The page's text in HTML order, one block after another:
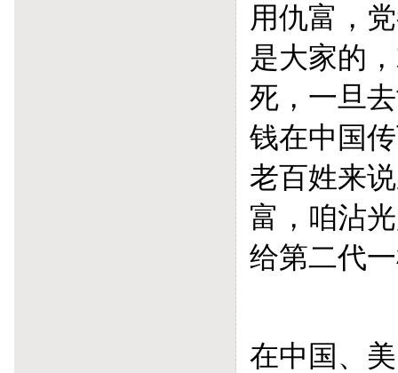
用仇富，
是大家的
死，一旦
钱在中国
老百姓来
富，咱沾
给第二代
在中国、